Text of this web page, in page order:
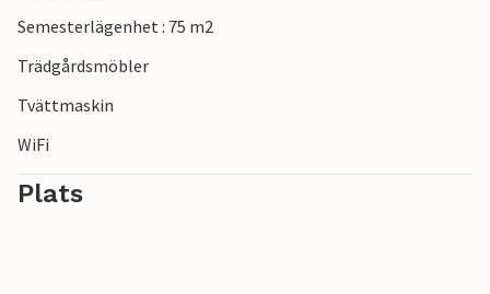
Semesterlägenhet : 75 m2
Trädgårdsmöbler
Tvättmaskin
WiFi
Plats